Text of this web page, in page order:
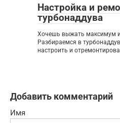
Настройка и
турбонаддува
Хочешь выжать максимум
Разбираемся в
настроить и
Добавить комментарий
Имя